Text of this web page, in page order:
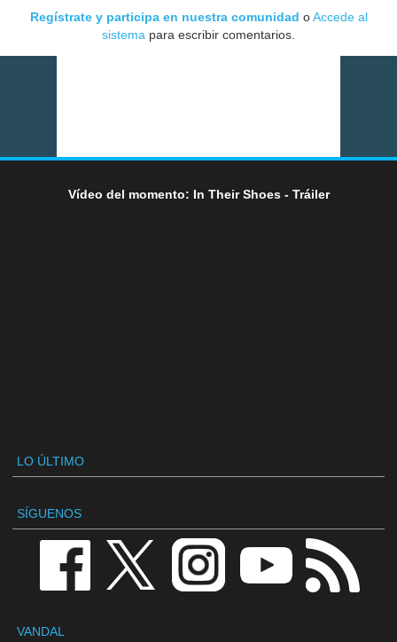
Regístrate y participa en nuestra comunidad oAccede al
sistema para escribir comentarios.
Vídeo del momento: In Their Shoes - Tráiler
LO ÚLTIMO
SÍGUENOS
VANDAL